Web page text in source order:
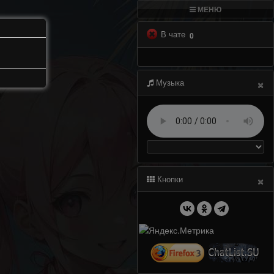
МЕНЮ
В чате 0
Музыка ×
Кнопки ×